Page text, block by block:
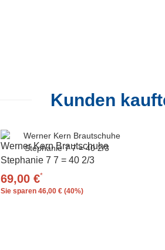
Kunden
Werner Kern Brautschuhe
Stephanie 7 7 = 40 2/3
69,00 €*
Sie sparen 46,00 € (40%)